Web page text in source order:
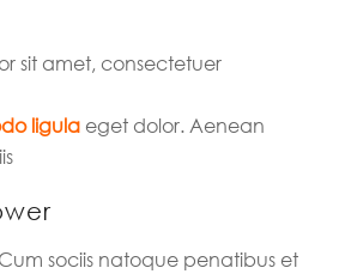
sit amet, consectetuer
ligulaeget dolor. Aenean
sociis natoque penatibus et